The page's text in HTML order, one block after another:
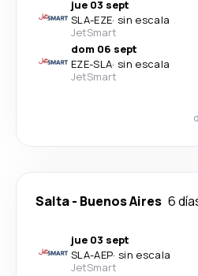
jue 03 sept
SLA-EZE· sin escala
JetSmart
dom 06 sept
EZE-SLA· sin escala
JetSmart
Salta- Buenos Aires 6
jue 03 sept
SLA-AEP· sin escala
JetSmart